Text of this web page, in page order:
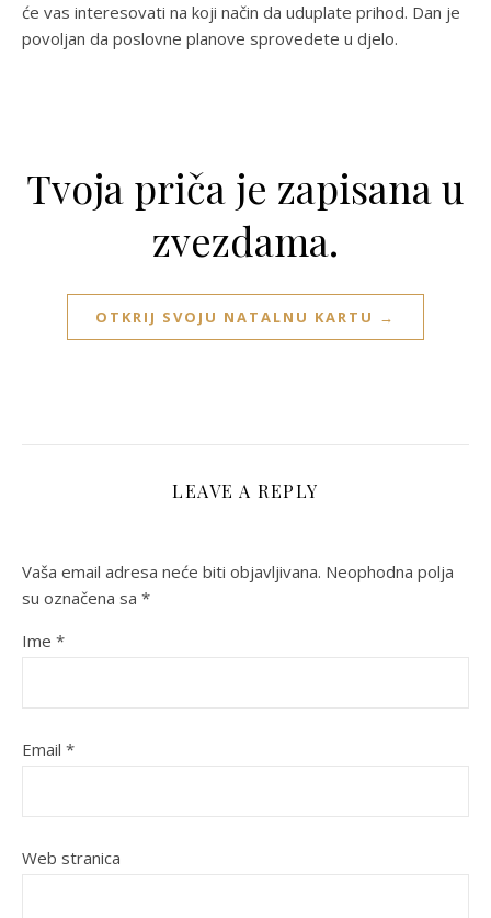
će vas interesovati na koji način da uduplate prihod. Dan je
povoljan da poslovne planove sprovedete u djelo.
Tvoja priča je zapisana u
zvezdama.
OTKRIJ SVOJU NATALNU KARTU →
LEAVE A REPLY
Vaša email adresa neće biti objavljivana. Neophodna polja
su označena sa *
Ime *
Email *
Web stranica